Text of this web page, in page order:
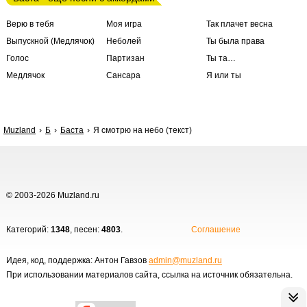
Верю в тебя
Выпускной (Медлячок)
Голос
Медлячок
Моя игра
Неболей
Партизан
Сансара
Так плачет весна
Ты была права
Ты та…
Я или ты
Muzland Б Баста Я смотрю на небо (текст)
© 2003-2026 Muzland.ru
Категорий: 1348, песен: 4803. Соглашение
Идея, код, поддержка: Антон Гавзов admin@muzland.ru
При использовании материалов сайта, ссылка на источник обязательна.